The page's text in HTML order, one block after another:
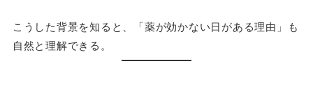
こうした背景を知ると、「薬が効かない日がある理由」も
自然と理解できる。